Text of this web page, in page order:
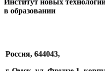
в образовании
Россия, 644043,